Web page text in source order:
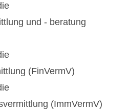
und - beratung
(FinVermV)
(ImmVermV)